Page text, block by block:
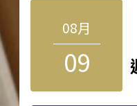
08月
09